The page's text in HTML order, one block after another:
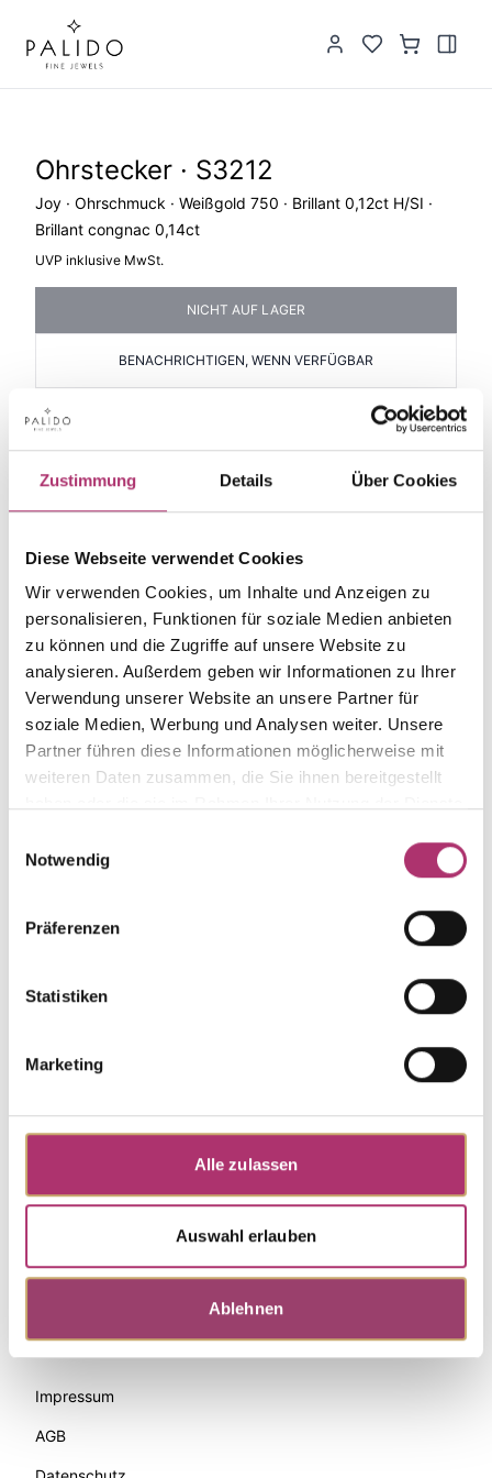
Zustimmung Details Über Cookies
Diese Webseite verwendet Cookies
Wir verwenden Cookies, um Inhalte und Anzeigen zu
personalisieren, Funktionen für soziale Medien anbieten
zu können und die Zugriffe auf unsere Website zu
analysieren. Außerdem geben wir Informationen zu Ihrer
Verwendung unserer Website an unsere Partner für
soziale Medien, Werbung und Analysen weiter. Unsere
Partner führen diese Informationen möglicherweise mit
weiteren Daten zusammen, die Sie ihnen bereitgestellt
Notwendig
Präferenzen
Statistiken
Marketing
Alle zulassen
Auswahl erlauben
Ablehnen
Ohrstecker · S3212
Joy · Ohrschmuck · Weißgold 750 · Brillant 0,12ct H/SI ·
Brillant congnac 0,14ct
UVP inklusive MwSt.
NICHT AUF LAGER
BENACHRICHTIGEN, WENN VERFÜGBAR
PRODUKTBESCHREIBUNG
Artikelgruppe
Ohrstecker
Gold
-
1.44.2854.WG.750.018.0.0
EAN
9010595601736
Alternativ
-
Feingehalt
750
Farbe
Weißgold
Größe
Steinfarbe
weiß
Steinart
Stein
Zahlungsmethoden
Palido
Impressum
AGB